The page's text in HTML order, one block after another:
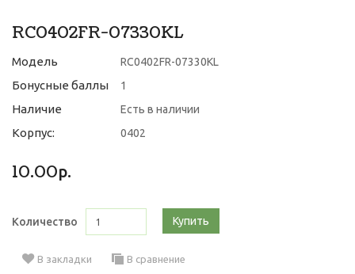
RC0402FR-07330KL
Модель RC0402FR-07330KL
Бонусные баллы 1
Наличие Есть в наличии
Корпус: 0402
10.00р.
Количество Купить
В закладки В сравнение